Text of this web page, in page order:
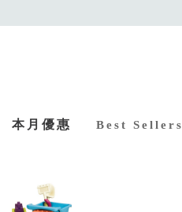
本月優惠 Best Sellers